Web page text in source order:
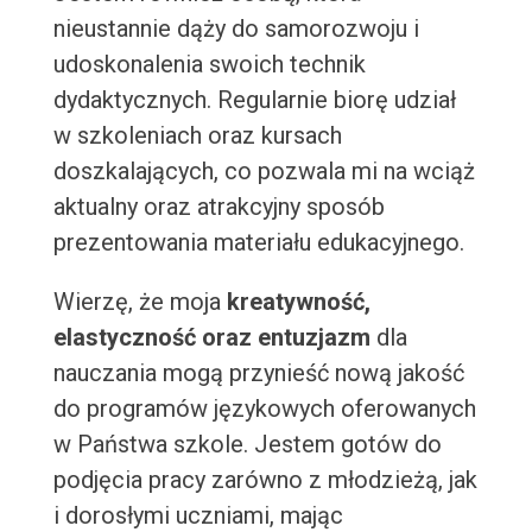
nieustannie dąży do samorozwoju i
udoskonalenia swoich technik
dydaktycznych. Regularnie biorę udział
w szkoleniach oraz kursach
doszkalających, co pozwala mi na wciąż
aktualny oraz atrakcyjny sposób
prezentowania materiału edukacyjnego.
Wierzę, że moja kreatywność,
elastyczność oraz entuzjazm dla
nauczania mogą przynieść nową jakość
do programów językowych oferowanych
w Państwa szkole. Jestem gotów do
podjęcia pracy zarówno z młodzieżą, jak
i dorosłymi uczniami, mając